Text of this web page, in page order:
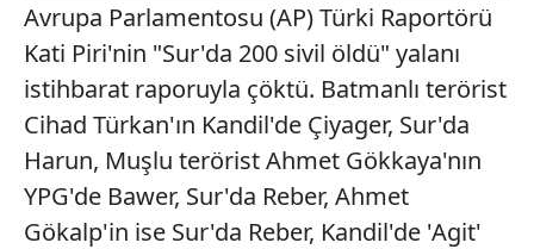
Avrupa Parlamentosu (AP) Türki Raportörü
Kati Piri'nin "Sur'da 200 sivil öldü" yalanı
istihbarat raporuyla çöktü. Batmanlı terörist
Cihad Türkan'ın Kandil'de Çiyager, Sur'da
Harun, Muşlu terörist Ahmet Gökkaya'nın
YPG'de Bawer, Sur'da Reber, Ahmet
Gökalp'in ise Sur'da Reber, Kandil'de 'Agit'